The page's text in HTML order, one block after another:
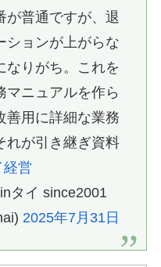
が普通ですが、退
ションが上がらな
なりがち。これを
マニュアルを作ら
善用に詳細な業務
れが引き継ぎ資料
経営
イ since2001
2025年7月31日